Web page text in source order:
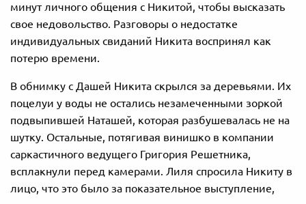
минут личного общения с Никитой, чтобы высказать
свое недовольство. Разговоры о недостатке
индивидуальных свиданий Никита воспринял как
потерю времени.
В обнимку с Дашей Никита скрылся за деревьями. Их
поцелуи у воды не остались незамеченными зоркой
подвыпившей Наташей, которая разбушевалась не на
шутку. Остальные, потягивая винишко в компании
саркастичного ведущего Григория Решетника,
всплакнули перед камерами. Лиля спросила Никиту в
лицо, что это было за показательное выступление,